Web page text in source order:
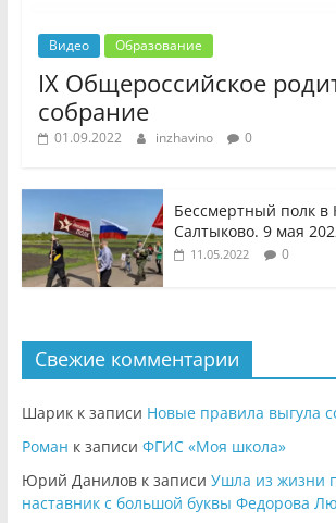
Видео Образование
IX Общероссийское
собрание
01.09.2022 inzhavino 0
Бессмертный полк в
Салтыково. 9 мая
11.05.2022 0
Свежие комментарии
Шарикк записи Новые правила выгула
Роман к записи ФГИС «Моя школа»
Юрий Даниловк записи Ушла из жизни
наставник с большой буквы Федорова